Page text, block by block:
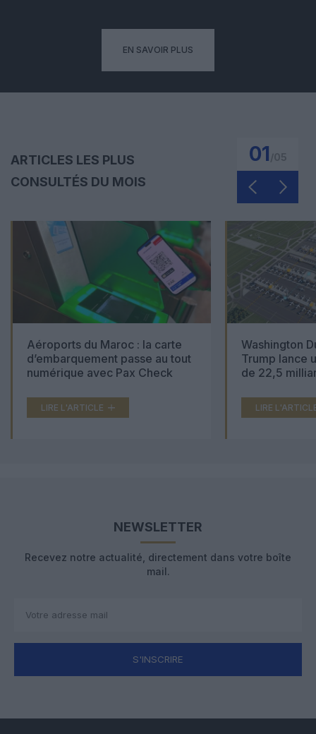
EN SAVOIR PLUS
ARTICLES LES PLUS
CONSULTÉS DU MOIS
01
Aéroports du Maroc : la carte
d’embarquement passe au tout
numérique avec Pax Check
LIRE L'ARTICLE
Washington
Trump lance
de 22,5
LIRE
NEWSLETTER
Recevez notre actualité, directement dans votre boîte
mail.
S'INSCRIRE